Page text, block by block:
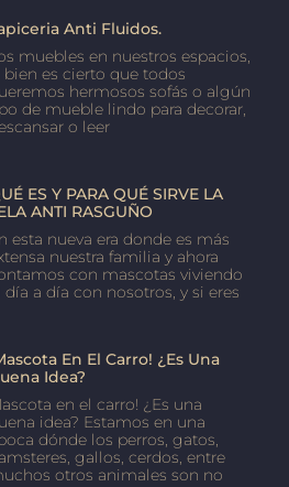
Anti Fluidos.
muebles en nuestros espacios,
bien es cierto que todos
hermosos sofás o algún
de mueble lindo para decorar,
o leer
ES Y PARA QUÉ SIRVE LA
ANTI RASGUÑO
esta nueva era donde es más
nuestra familia y ahora
con mascotas viviendo
día a día con nosotros, y si eres
En El Carro! ¿Es Una
Idea?
en el carro! ¿Es una
idea? Estamos en una
dónde los perros, gatos,
gallos, cerdos, entre
otros animales son no